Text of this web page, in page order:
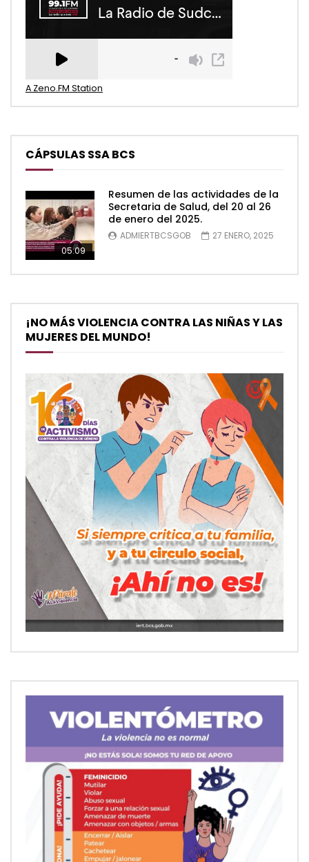
A Zeno.FM Station
CÁPSULAS SSA BCS
05:09
Resumen de las actividades de la
Secretaria de Salud, del 20 al 26
de enero del 2025.
ADMIERTBCSGOB 27 ENERO, 2025
¡NO MÁS VIOLENCIA CONTRA LAS NIÑAS Y LAS
MUJERES DEL MUNDO!